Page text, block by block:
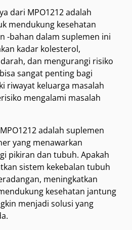
dari MPO1212 adalah
mendukung kesehatan
-bahan dalam suplemen ini
kadar kolesterol,
dan mengurangi risiko
sangat penting bagi
riwayat keluarga masalah
mengalami masalah
adalah suplemen
yang menawarkan
pikiran dan tubuh. Apakah
sistem kekebalan tubuh
meningkatkan
kesehatan jantung
menjadi solusi yang